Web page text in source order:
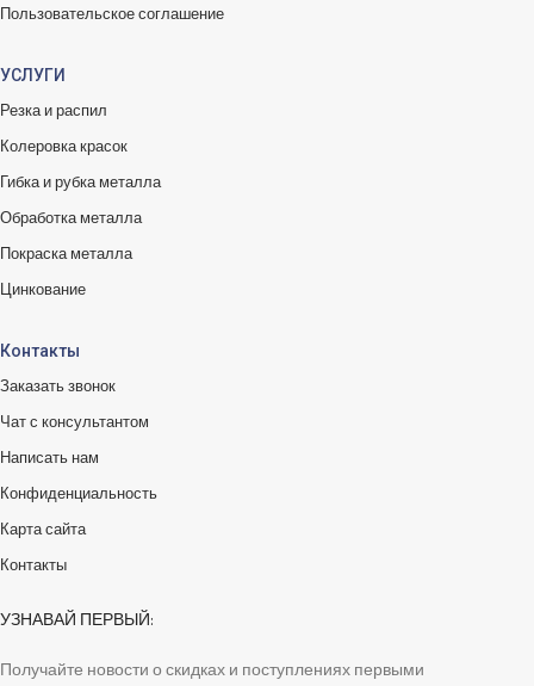
Пользовательское соглашение
УСЛУГИ
Резка и распил
Колеровка красок
Гибка и рубка металла
Обработка металла
Покраска металла
Цинкование
Контакты
Заказать звонок
Чат с консультантом
Написать нам
Конфиденциальность
Карта сайта
Контакты
УЗНАВАЙ ПЕРВЫЙ:
Получайте новости о скидках и поступлениях первыми